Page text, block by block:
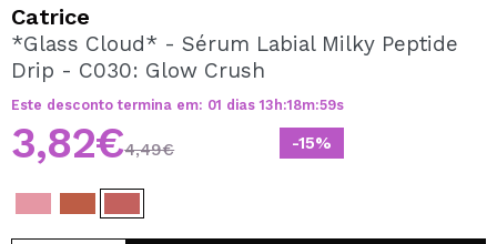
Ao criar uma conta no Maquibeauty.pt pode fazer as suas
compras rapidamente, verificar o estado das suas
Catrice
*Glass Cloud* - Sérum Labial Milky Peptide
Drip - C030: Glow Crush
Este desconto termina em: 01 dias 13 h:18m:59s
-15%
3,82€4,49€